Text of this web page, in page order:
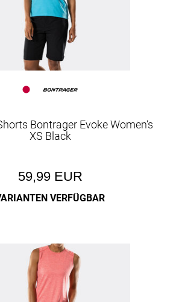
Bontrager Evoke Women‘s
XS Black
59,99 EUR
VERFÜGBAR